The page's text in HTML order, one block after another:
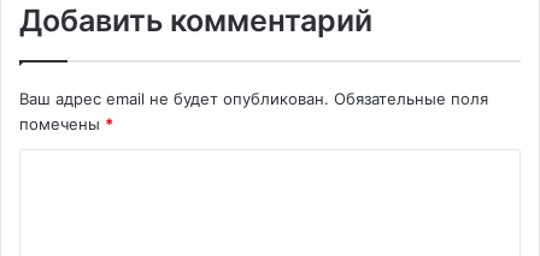
Добавить комментарий
Ваш адрес email не будет опубликован. Обязательные поля
помечены *